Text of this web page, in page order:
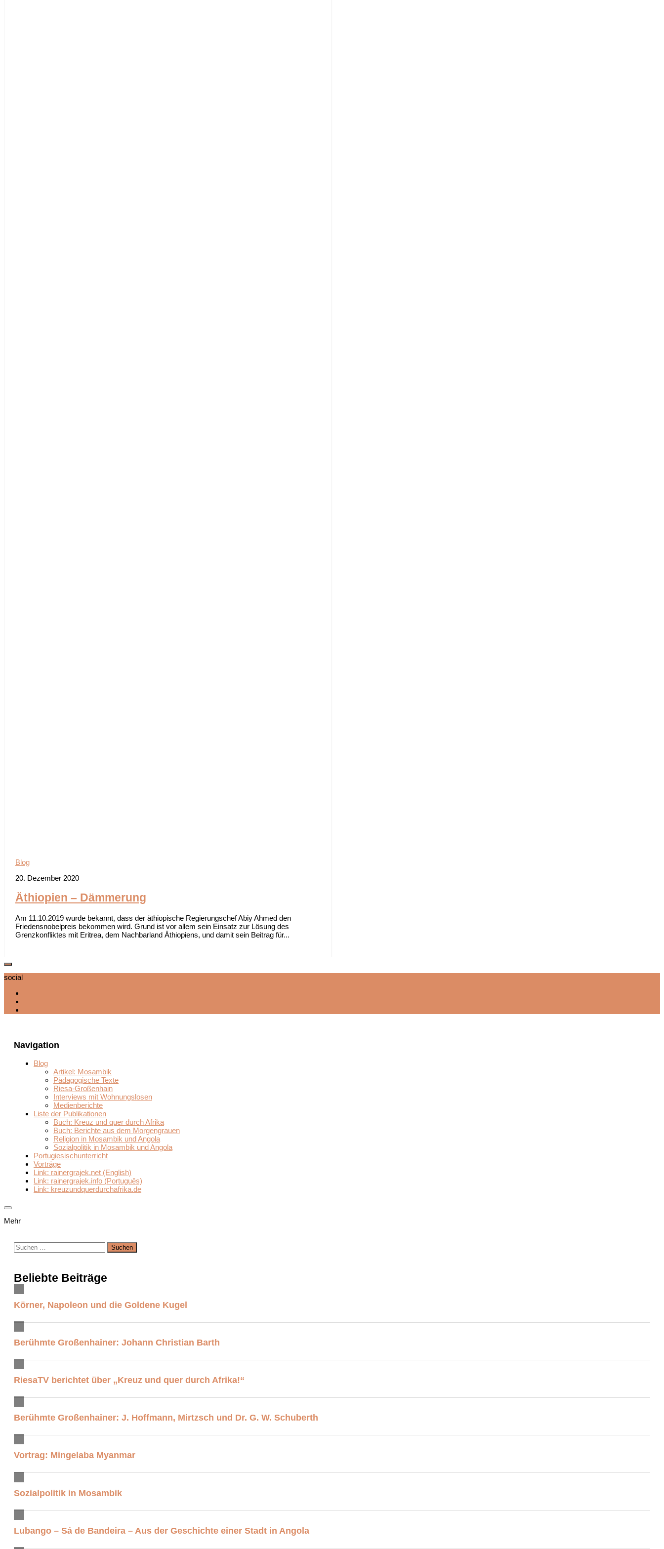
Blog
20. Dezember 2020
Äthiopien – Dämmerung
Am 11.10.2019 wurde bekannt, dass der äthiopische Regierungschef Abiy Ahmed den
Friedensnobelpreis bekommen wird. Grund ist vor allem sein Einsatz zur Lösung des
Grenzkonfliktes mit Eritrea, dem Nachbarland Äthiopiens, und damit sein Beitrag für...
social
Navigation
Blog
Artikel: Mosambik
Pädagogische Texte
Riesa-Großenhain
Interviews mit Wohnungslosen
Medienberichte
Liste der Publikationen
Buch: Kreuz und quer durch Afrika
Buch: Berichte aus dem Morgengrauen
Religion in Mosambik und Angola
Sozialpolitik in Mosambik und Angola
Portugiesischunterricht
Vorträge
Link: rainergrajek.net (English)
Link: rainergrajek.info (Português)
Link: kreuzundquerdurchafrika.de
Mehr
Suchen
nach:
Beliebte Beiträge
Körner, Napoleon und die Goldene Kugel
Berühmte Großenhainer: Johann Christian Barth
RiesaTV berichtet über „Kreuz und quer durch Afrika!“
Berühmte Großenhainer: J. Hoffmann, Mirtzsch und Dr. G. W. Schuberth
Vortrag: Mingelaba Myanmar
Sozialpolitik in Mosambik
Lubango – Sá de Bandeira – Aus der Geschichte einer Stadt in Angola